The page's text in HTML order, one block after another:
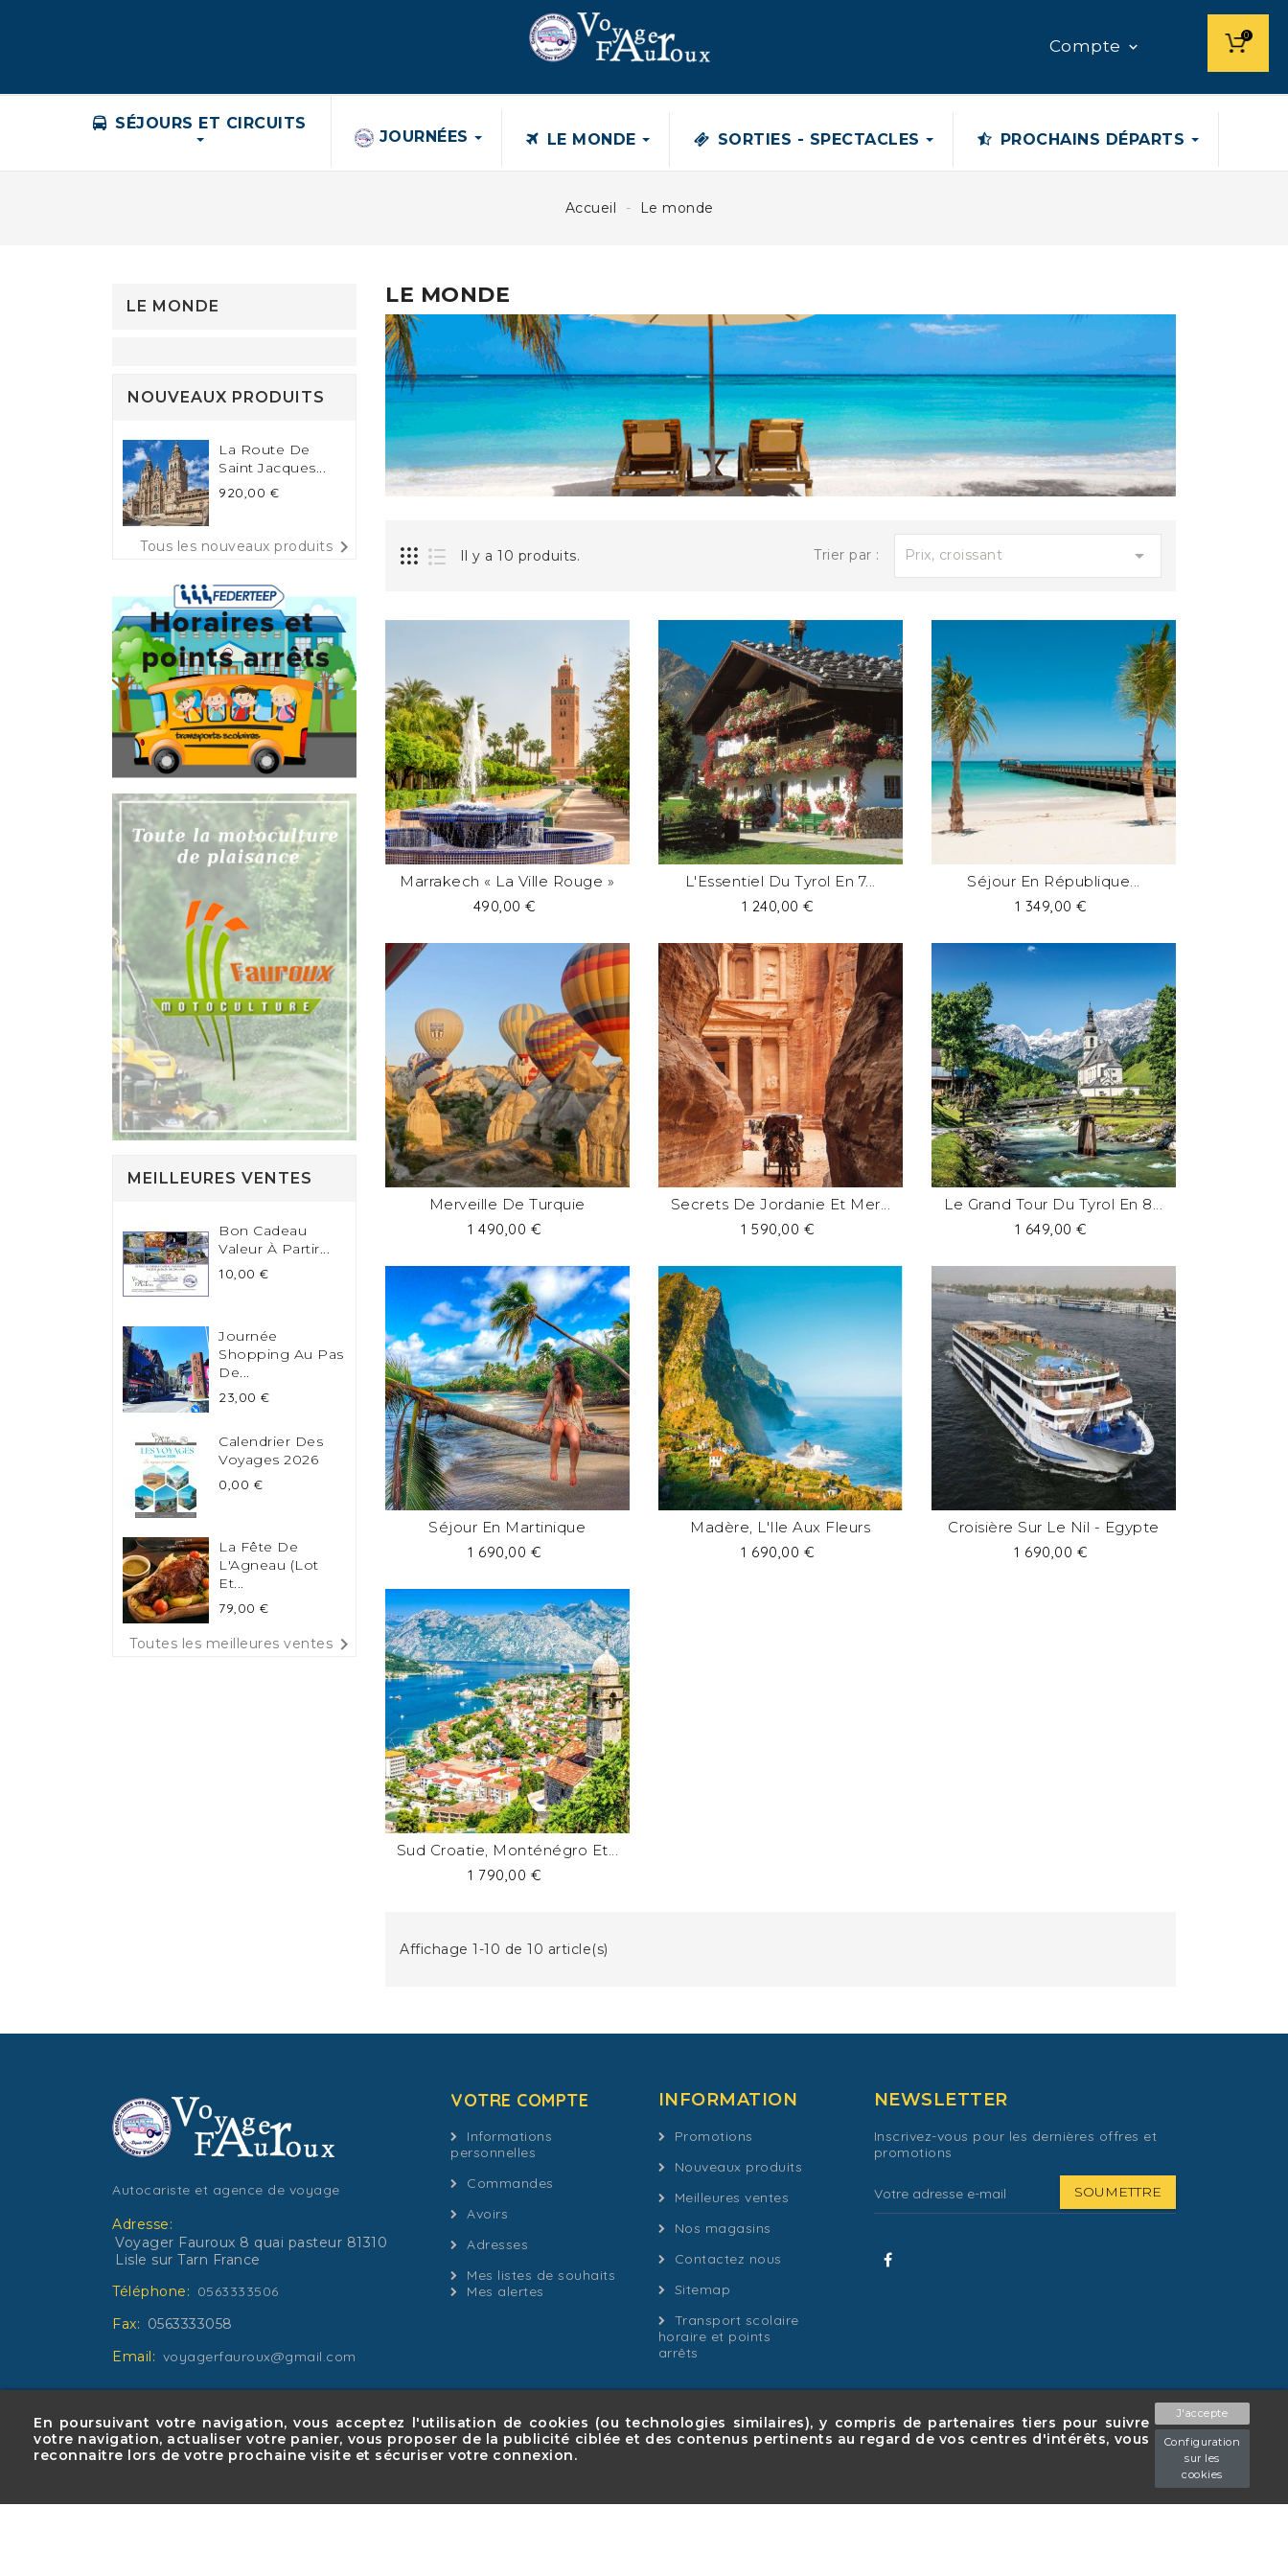
En poursuivant votre navigation, vous acceptez l'utilisation de cookies (ou technologies similaires), y compris de partenaires tiers pour suivre
votre navigation, actualiser votre panier, vous proposer de la publicité ciblée et des contenus pertinents au regard de vos centres d'intérêts, vous
reconnaitre lors de votre prochaine visite et sécuriser votre connexion.
J'accepte
Configuration
sur les
cookies
Compte 
0
SÉJOURS ET CIRCUITS
430,00 € 580,00 €
SÉJOUR EN MARTINIQUE
Séjour hôtel bambou*** 8 jours...
1 690,00 €
Le Pic du Midi et le Château de...
899,00 €
AUVERGNE, UN PATRIMOINE
NATURE
Les Volcans d'Auvergne, Le Puy...
690,00 €
JOURNÉES LE MONDE SORTIES - SPECTACLES PROCHAINS DÉPARTS
Accueil Le monde
LE MONDE
NOUVEAUX PRODUITS
La Route De
Saint Jacques...
Prix
920,00 €
Tous les nouveaux produits 
MEILLEURES VENTES
Bon Cadeau
Valeur À Partir...
Prix
10,00 €
Journée
Shopping Au Pas
De...
Prix
23,00 €
Calendrier Des
Voyages 2026
Prix
0,00 €
La Fête De
L'Agneau (Lot
Et...
Prix
79,00 €
Toutes les meilleures ventes 
LE MONDE
Il y a 10 produits. Trier par : Prix, croissant 
Marrakech « La Ville Rouge »
Prix
490,00 €
L'Essentiel Du Tyrol En 7...
Prix
1 240,00 €
Séjour En République...
Prix
1 349,00 €
Merveille De Turquie
Prix
1 490,00 €
Secrets De Jordanie Et Mer...
Prix
1 590,00 €
Le Grand Tour Du Tyrol En 8...
Prix
1 649,00 €
Séjour En Martinique
Prix
1 690,00 €
Madère, L'Ile Aux Fleurs
Prix
1 690,00 €
Croisière Sur Le Nil - Egypte
Prix
1 690,00 €
Sud Croatie, Monténégro Et...
Prix
1 790,00 €
Affichage 1-10 de 10 article(s)
Autocariste et agence de voyage
Adresse:
Voyager Fauroux 8 quai pasteur 81310
Lisle sur Tarn France
Téléphone: 0563333506
Fax: 0563333058
Email: voyagerfauroux@gmail.com
VOTRE COMPTE
Informations
personnelles
Commandes
Avoirs
Adresses
Mes listes de souhaits
Mes alertes
INFORMATION
Promotions
Nouveaux produits
Meilleures ventes
Nos magasins
Contactez nous
Sitemap
Transport scolaire
horaire et points
arrêts
NEWSLETTER
Inscrivez-vous pour les dernières offres et
promotions
Promotions Nouveaux produits
Meilleures ventes
Mentions légales
Conditions d'utilisation A propos Paiement sécurisé Nos autocars Politique de confidentialité
Politique de cookies
Contactez-nous